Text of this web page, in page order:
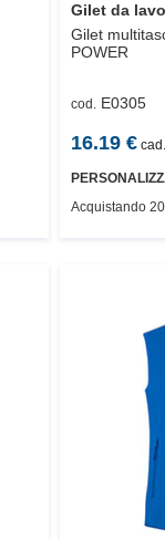
Gilet da
Gilet
POWER
cod. E0305
16.19€
Acquistando